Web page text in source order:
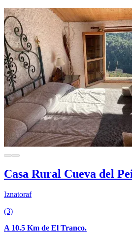
Casa Rural Cueva del
Iznatoraf
(3)
A 10.5 Km de El Tranco.